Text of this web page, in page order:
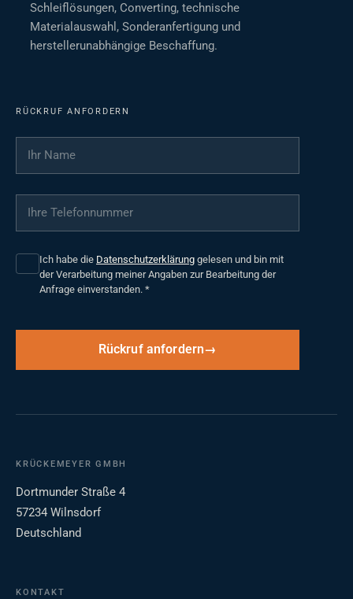
Schleiflösungen, Converting, technische
Materialauswahl, Sonderanfertigung und
herstellerunabhängige Beschaffung.
RÜCKRUF ANFORDERN
Ihr Name
Ihre Telefonnummer
Ich habe die Datenschutzerklärung gelesen und bin mit
der Verarbeitung meiner Angaben zur Bearbeitung der
Anfrage einverstanden. *
Rückruf anfordern
KRÜCKEMEYER GMBH
Dortmunder Straße 4
57234 Wilnsdorf
Deutschland
KONTAKT